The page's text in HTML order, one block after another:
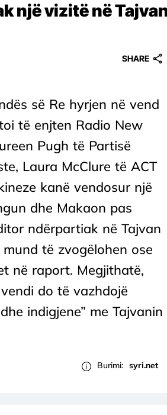
një vizitë në
SHARE
së Re hyrjen në vend
të enjten Radio New
Pugh të Partisë
Laura McClure të ACT
kanë vendosur një
dhe Makaon pas
ndërpartiak në Tajvan
të zvogëlohen ose
në raport. Megjithatë,
do të vazhdojë
indigjene” me Tajvanin
Burimi: syri.net